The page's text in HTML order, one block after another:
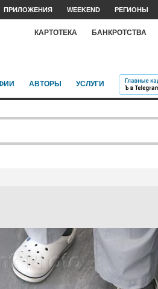
ПРИЛОЖЕНИЯ WEEKEND РЕГИОНЫ
КАРТОТЕКА БАНКРОТСТВА
АВТОРЫ УСЛУГИ